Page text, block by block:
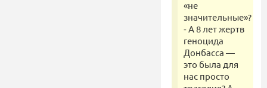
«не
значительные»?
⁃ А 8 лет жертв
геноцида
Донбасса —
это была для
нас просто